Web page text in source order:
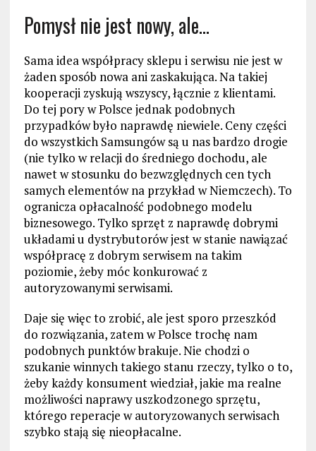
Pomysł nie jest nowy, ale…
Sama idea współpracy sklepu i serwisu nie jest w
żaden sposób nowa ani zaskakująca. Na takiej
kooperacji zyskują wszyscy, łącznie z klientami.
Do tej pory w Polsce jednak podobnych
przypadków było naprawdę niewiele. Ceny części
do wszystkich Samsungów są u nas bardzo drogie
(nie tylko w relacji do średniego dochodu, ale
nawet w stosunku do bezwzględnych cen tych
samych elementów na przykład w Niemczech). To
ogranicza opłacalność podobnego modelu
biznesowego. Tylko sprzęt z naprawdę dobrymi
układami u dystrybutorów jest w stanie nawiązać
współpracę z dobrym serwisem na takim
poziomie, żeby móc konkurować z
autoryzowanymi serwisami.
Daje się więc to zrobić, ale jest sporo przeszkód
do rozwiązania, zatem w Polsce trochę nam
podobnych punktów brakuje. Nie chodzi o
szukanie winnych takiego stanu rzeczy, tylko o to,
żeby każdy konsument wiedział, jakie ma realne
możliwości naprawy uszkodzonego sprzętu,
którego reperacje w autoryzowanych serwisach
szybko stają się nieopłacalne.